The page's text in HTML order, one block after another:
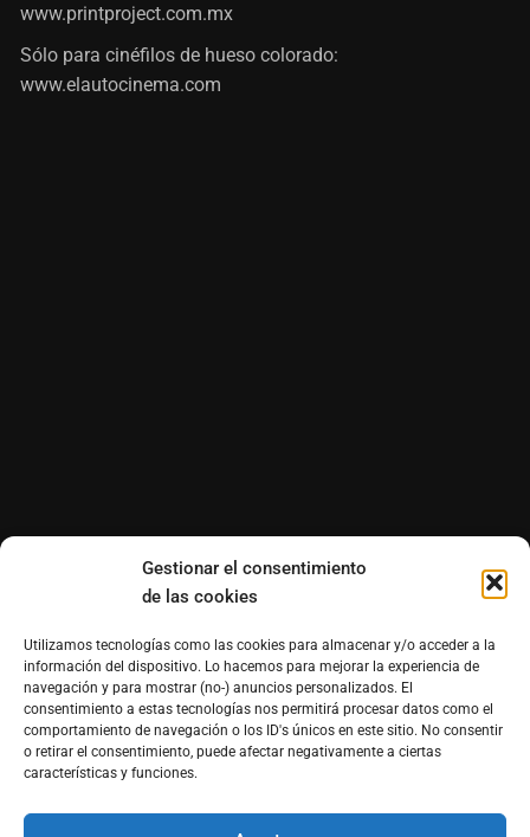
Gestionar el consentimiento
de las cookies
Utilizamos tecnologías como las cookies para almacenar y/o acceder a la
información del dispositivo. Lo hacemos para mejorar la experiencia de
navegación y para mostrar (no-) anuncios personalizados. El
consentimiento a estas tecnologías nos permitirá procesar datos como el
comportamiento de navegación o los ID's únicos en este sitio. No consentir
o retirar el consentimiento, puede afectar negativamente a ciertas
características y funciones.
www.printproject.com.mx
Sólo para cinéfilos de hueso colorado:
www.elautocinema.com